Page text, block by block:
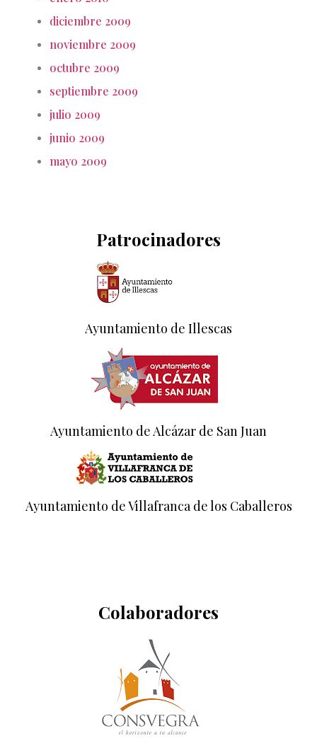
diciembre 2009
noviembre 2009
octubre 2009
septiembre 2009
julio 2009
junio 2009
mayo 2009
Patrocinadores
Ayuntamiento de Illescas
Ayuntamiento de Alcázar de San Juan
Ayuntamiento de Villafranca de los Caballeros
Colaboradores